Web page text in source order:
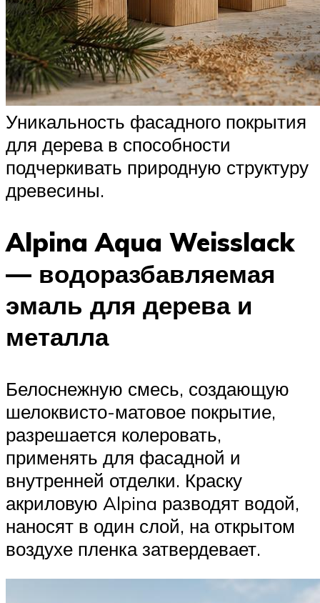
Уникальность фасадного покрытия
для дерева в способности
подчеркивать природную структуру
древесины.
Alpina Aqua Weisslack
— водоразбавляемая
эмаль для дерева и
металла
Белоснежную смесь, создающую
шелоквисто-матовое покрытие,
разрешается колеровать,
применять для фасадной и
внутренней отделки. Краску
акриловую Alpina разводят водой,
наносят в один слой, на открытом
воздухе пленка затвердевает.